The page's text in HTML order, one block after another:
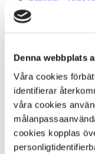
Denna webbplats
Våra cookies
identifierar
våra cookies
cookies kopplas
Individuella
Grindlista - Finaler
Resultat - Totalt
MX1
Startlista - Grupp
Startlista - Grupp
Resultat - Fri
Resultat -
Individuella
Resultat - Fri
Resultat -
Individuella